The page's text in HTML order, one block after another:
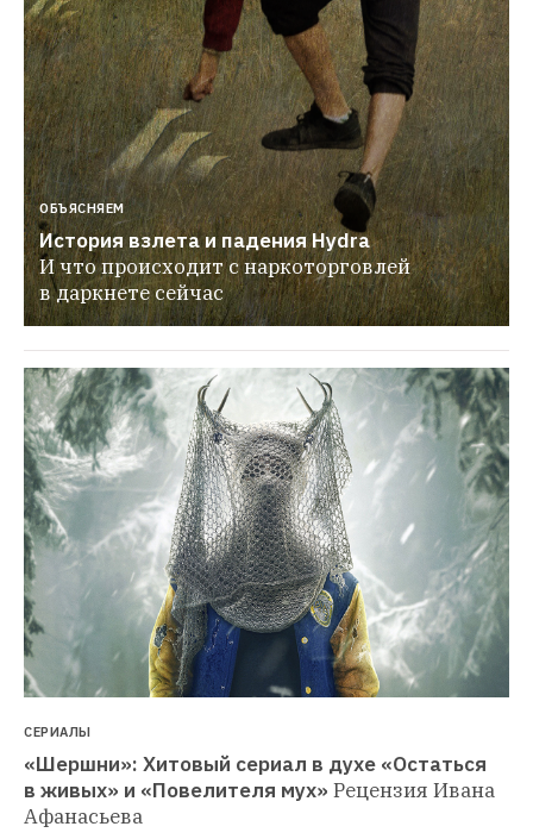
ОБЪЯСНЯЕМ
История взлета и падения Hydra
И что происходит с наркоторговлей
в даркнете сейчас
СЕРИАЛЫ
«Шершни»: Хитовый сериал в духе «Остаться
в живых» и «Повелителя мух» Рецензия Ивана
Афанасьева